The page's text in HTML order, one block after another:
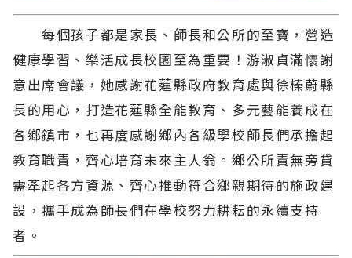
每個孩子都是家長、師長和公所的至寶，營造
健康學習、樂活成長校園至為重要！游淑貞滿懷謝
意出席會議，她感謝花蓮縣政府教育處與徐榛蔚縣
長的用心，打造花蓮縣全能教育、多元藝能養成在
各鄉鎮市，也再度感謝鄉內各級學校師長們承擔起
教育職責，齊心培育未來主人翁。鄉公所責無旁貸
需牽起各方資源、齊心推動符合鄉親期待的施政建
設，攜手成為師長們在學校努力耕耘的永續支持
者。